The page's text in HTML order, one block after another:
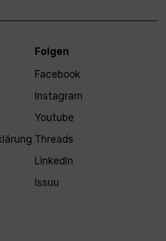
Folgen
Facebook
Instagram
Youtube
Threads
LinkedIn
Issuu